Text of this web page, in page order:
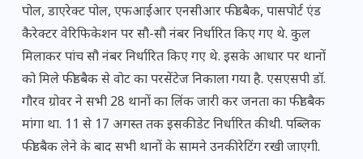
पोल, डाएरेक्ट पोल, एफआईआर एनसीआर फीडबैक, पासपोर्ट एंड
कैरेक्टर वेरिफिकेशन पर सौ-सौ नंबर निर्धारित किए गए थे. कुल
मिलाकर पांच सौ नंबर निर्धारित किए गए थे. इसके आधार पर थानों
को मिले फीडबैक से वोट का परसेंटेज निकाला गया है. एसएसपी डॉ.
गौरव ग्रोवर ने सभी 28 थानों का लिंक जारी कर जनता का फीडबैक
मांगा था. 11 से 17 अगस्त तक इसकी डेट निर्धारित की थी. पब्लिक
फीडबैक लेने के बाद सभी थानों के सामने उनकी रेटिंग रखी जाएगी.